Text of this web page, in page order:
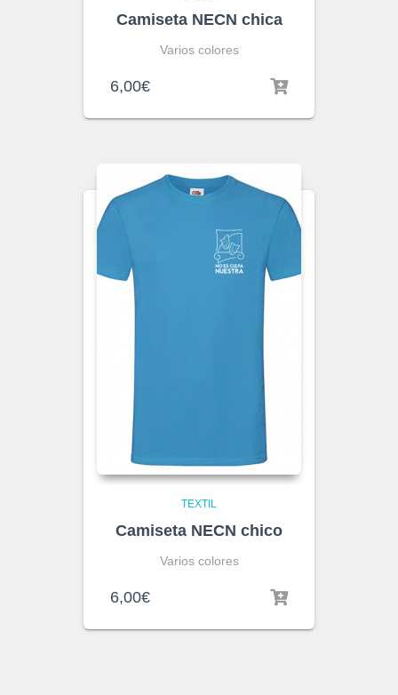
Camiseta NECN chica
Varios colores
6,00€
TEXTIL
Camiseta NECN chico
Varios colores
6,00€